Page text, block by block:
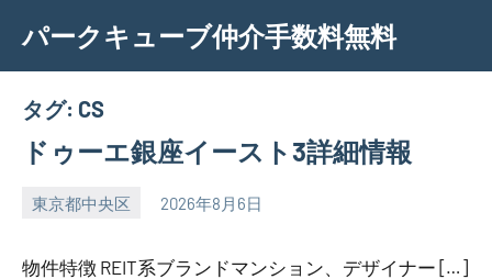
content
パークキューブ仲介手数料無料
タグ: CS
ドゥーエ銀座イースト3詳細情報
東京都中央区 2026年8月6日
SEZIMO
物件特徴 REIT系ブランドマンション、デザイナー […]